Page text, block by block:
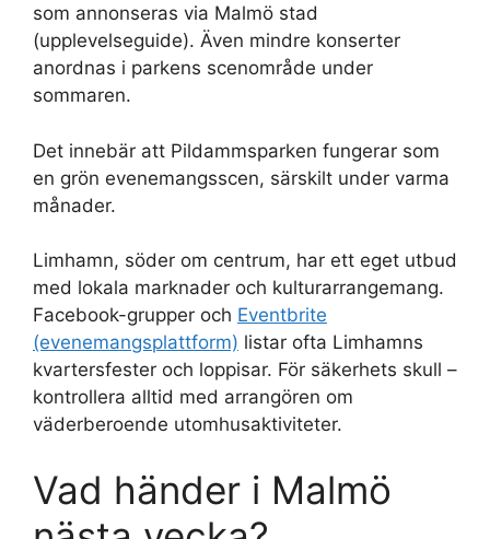
som annonseras via Malmö stad
(upplevelseguide). Även mindre konserter
anordnas i parkens scenområde under
sommaren.
Det innebär att Pildammsparken fungerar som
en grön evenemangsscen, särskilt under varma
månader.
Limhamn, söder om centrum, har ett eget utbud
med lokala marknader och kulturarrangemang.
Facebook-grupper och Eventbrite
(evenemangsplattform) listar ofta Limhamns
kvartersfester och loppisar. För säkerhets skull –
kontrollera alltid med arrangören om
väderberoende utomhusaktiviteter.
Vad händer i Malmö